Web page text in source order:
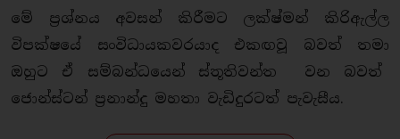
මේ ප්‍රශ්නය අවසන් කිරීමට ලක්ෂ්මන් කිරිඇල්ල
විපක්ෂයේ සංවිධායකවරයාද එකඟවූ බවත් තමා
ඔහුට ඒ සම්බන්ධයෙන් ස්තූතිවන්ත වන බවත්
ජොන්ස්ටන් ප්‍රනාන්දු මහතා වැඩිදුරටත් පැවැසීය.